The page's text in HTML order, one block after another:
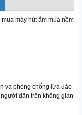
mua máy hút ẩm mùa nồm
và phòng chống lừa đảo
dân trên không gian